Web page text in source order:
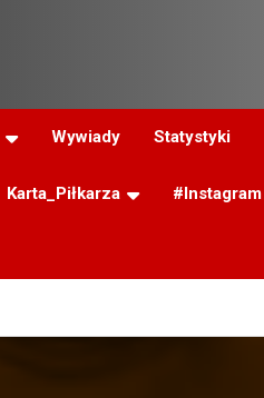
Wywiady Statystyki
Karta_Piłkarza #Instagram